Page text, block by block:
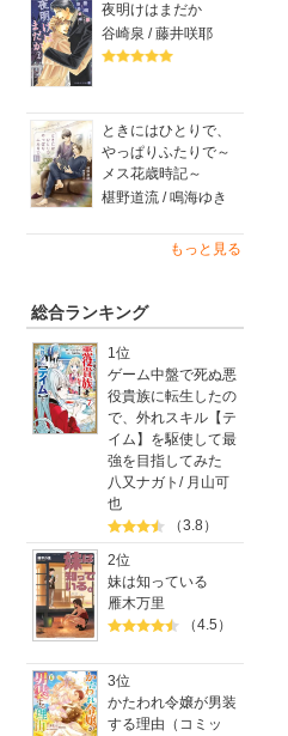
夜明けはまだか
谷崎泉 / 藤井咲耶
ときにはひとりで、
やっぱりふたりで～
メス花歳時記～
椹野道流 / 鳴海ゆき
もっと見る
総合ランキング
1位
ゲーム中盤で死ぬ悪
役貴族に転生したの
で、外れスキル【テ
イム】を駆使して最
強を目指してみた
八又ナガト / 月山可
也
（3.8）
2位
妹は知っている
雁木万里
（4.5）
3位
かたわれ令嬢が男装
する理由（コミッ